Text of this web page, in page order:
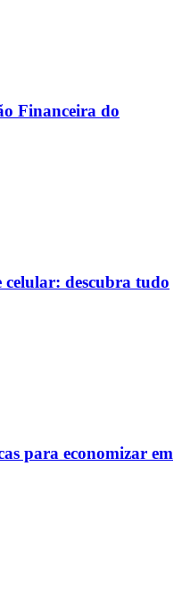
Financeira do
descubra tudo
para economizar em